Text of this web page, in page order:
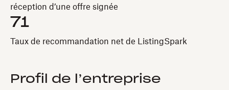
réception d’une offre signée
71
Taux de recommandation net de ListingSpark
Profil de l’entreprise